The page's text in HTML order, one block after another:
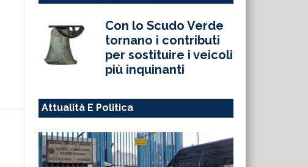
Con lo Scudo Verde
tornano i contributi
per sostituire i veicoli
più inquinanti
Attualità E Politica